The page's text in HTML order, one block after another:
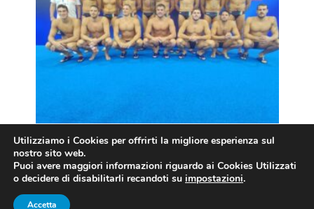
Il Settebello a Fukuoka (foto Federnuoto/Andrea
Masini/DBM)
Utilizziamo i Cookies per offrirti la migliore esperienza sul
nostro sito web.
Puoi avere maggiori informazioni riguardo ai Cookies Utilizzati
o decidere di disabilitarli recandoti su impostazioni.
Accetta